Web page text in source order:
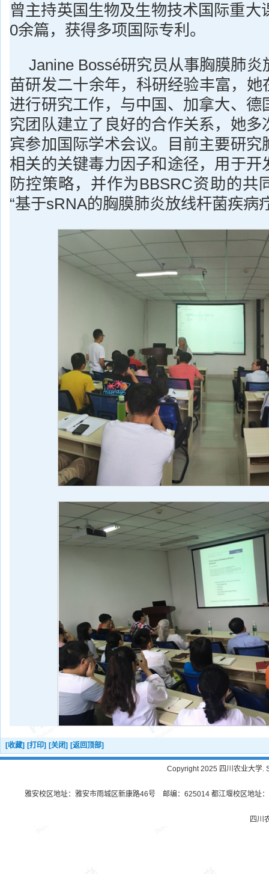
曾主持英国生物及生物技术国际重大
0余篇，获得多项国际专利。
Janine Bossé研究员从事胸膜肺
苗研发二十余年，科研经验丰富，她
进行研究工作，与中国、加拿大、德
究团队建立了良好的合作关系，她多
宾参加国际学术会议。目前主要研究
相关的关键毒力因子和途径，用于开
防控策略，并作为BBSRC资助的共
“基于sRNA的胸膜肺炎放线杆菌疾病
[收藏] [打印] [关闭] [返回顶部]
Copyright 2025 四川农业大学.
雅安校区地址：雅安市雨城区新康路46号 邮编：625014 都江堰校区地址
四川